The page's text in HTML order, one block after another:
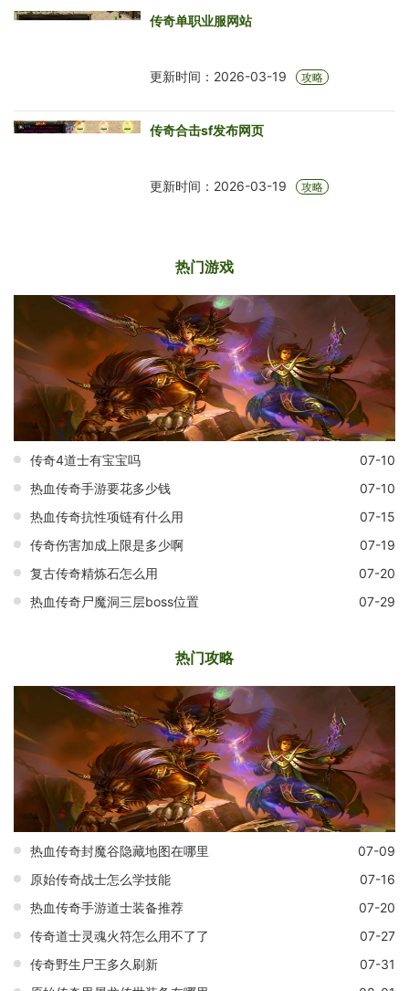
传奇单职业服网站
更新时间：2026-03-19 攻略
传奇合击sf发布网页
更新时间：2026-03-19 攻略
热门游戏
传奇4道士有宝宝吗
07-10
热血传奇手游要花多少钱
07-10
热血传奇抗性项链有什么用
07-15
传奇伤害加成上限是多少啊
07-19
复古传奇精炼石怎么用
07-20
热血传奇尸魔洞三层boss位置
07-29
热门攻略
热血传奇封魔谷隐藏地图在哪里
07-09
原始传奇战士怎么学技能
07-16
热血传奇手游道士装备推荐
07-20
传奇道士灵魂火符怎么用不了了
07-27
传奇野生尸王多久刷新
07-31